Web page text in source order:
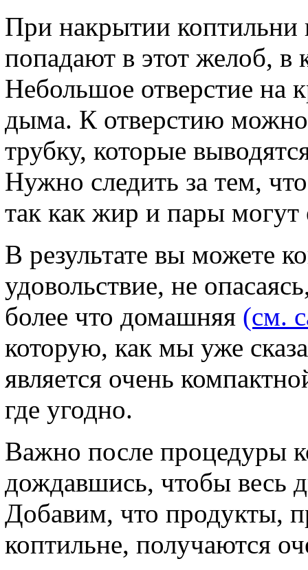
При накрытии коптильни
попадают в этот желоб, в
Небольшое отверстие на
дыма. К отверстию
трубку, которые
Нужно следить за тем,
так как жир и пары могут
В результате вы можете
удовольствие, не
более что домашняя (см.
которую, как мы уже
является очень
где угодно.
Важно после процедуры
дождавшись, чтобы весь
Добавим, что продукты,
коптильне, получаются